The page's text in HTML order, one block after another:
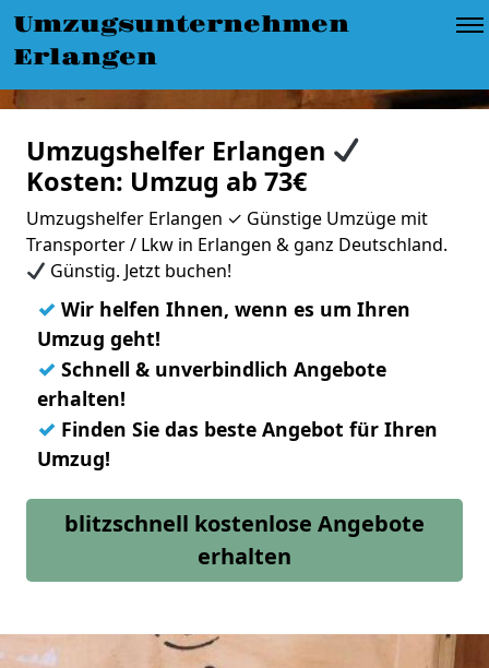
Umzugsunternehmen
Erlangen
Umzugshelfer Erlangen
Kosten: Umzug ab 73€
Umzugshelfer Erlangen ✓ Günstige Umzüge mit
Transporter / Lkw in Erlangen & ganz Deutschland.
Günstig. Jetzt buchen!
✓ Wir helfen Ihnen, wenn es um Ihren
Umzug geht!
✓ Schnell & unverbindlich Angebote
erhalten!
✓ Finden Sie das beste Angebot für Ihren
Umzug!
blitzschnell kostenlose Angebote
erhalten